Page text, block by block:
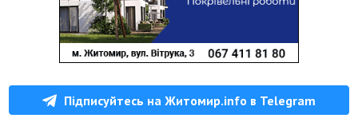
Підписуйтесь на Житомир.info в Telegram